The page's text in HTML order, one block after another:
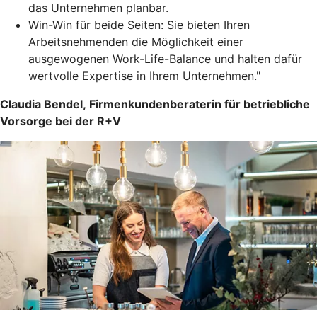
das Unternehmen planbar.
Win-Win für beide Seiten: Sie bieten Ihren
Arbeitsnehmenden die Möglichkeit einer
ausgewogenen Work-Life-Balance und halten dafür
wertvolle Expertise in Ihrem Unternehmen."
Claudia Bendel, Firmenkundenberaterin für betriebliche
Vorsorge bei der R+V